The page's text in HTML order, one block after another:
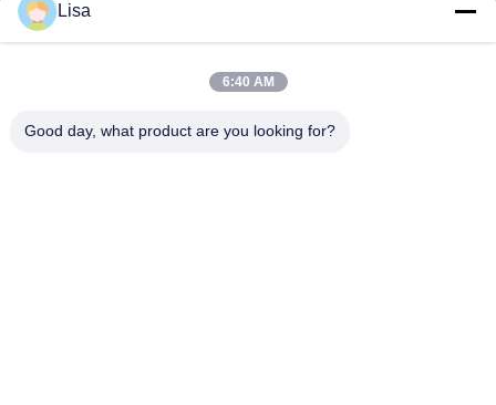
Lisa
6:40 AM
Good day, what product are you looking for?